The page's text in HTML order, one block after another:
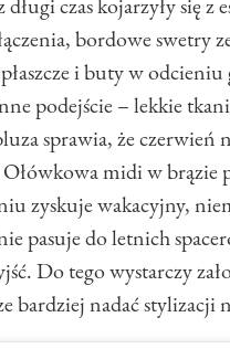
bordowe swetry
i buty w
podejście – lekkie
sprawia, że czerwień
midi w brązie
zyskuje wakacyjny,
pasuje do letnich
Do tego wystarczy
bardziej nadać stylizacji